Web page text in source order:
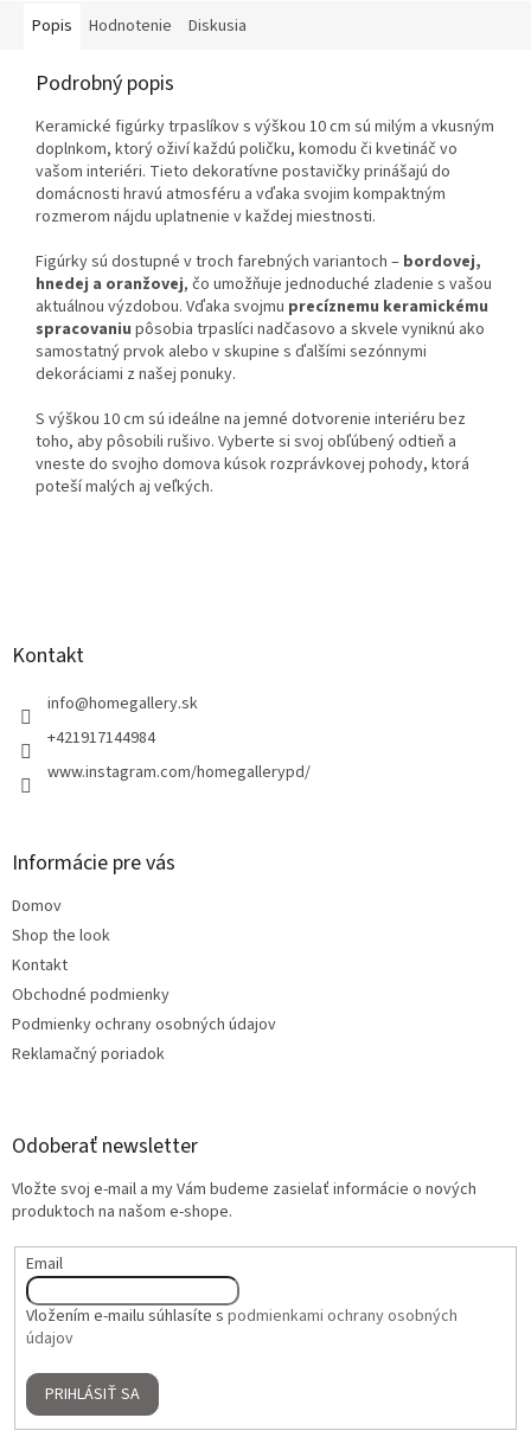
Popis Hodnotenie Diskusia
Podrobný popis
Keramické figúrky trpaslíkov s výškou 10 cm sú milým a vkusným
doplnkom, ktorý oživí každú poličku, komodu či kvetináč vo
vašom interiéri. Tieto dekoratívne postavičky prinášajú do
domácnosti hravú atmosféru a vďaka svojim kompaktným
rozmerom nájdu uplatnenie v každej miestnosti.
Figúrky sú dostupné v troch farebných variantoch – bordovej,
hnedej a oranžovej, čo umožňuje jednoduché zladenie s vašou
aktuálnou výzdobou. Vďaka svojmu precíznemu keramickému
spracovaniu pôsobia trpaslíci nadčasovo a skvele vyniknú ako
samostatný prvok alebo v skupine s ďalšími sezónnymi
dekoráciami z našej ponuky.
S výškou 10 cm sú ideálne na jemné dotvorenie interiéru bez
toho, aby pôsobili rušivo. Vyberte si svoj obľúbený odtieň a
vneste do svojho domova kúsok rozprávkovej pohody, ktorá
poteší malých aj veľkých.
Kontakt
info@homegallery.sk
+421917144984
www.instagram.com/homegallerypd/
Informácie pre vás
Domov
Shop the look
Kontakt
Obchodné podmienky
Podmienky ochrany osobných údajov
Reklamačný poriadok
Odoberať newsletter
Vložte svoj e-mail a my Vám budeme zasielať informácie o nových
produktoch na našom e-shope.
Email
Vložením e-mailu súhlasíte s podmienkami ochrany osobných
údajov
PRIHLÁSIŤ SA